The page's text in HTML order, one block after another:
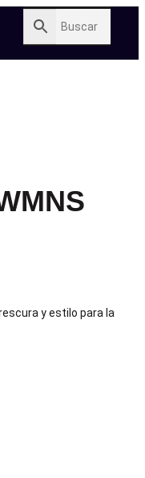
y estilo para la